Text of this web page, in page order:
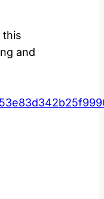
⁣this
and